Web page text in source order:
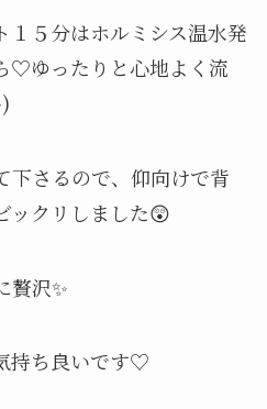
１５分はホルミシス温水発
♡ゆったりと心地よく流
下さるので、仰向けで背
ックリしました😲
贅沢✨
持ち良いです♡